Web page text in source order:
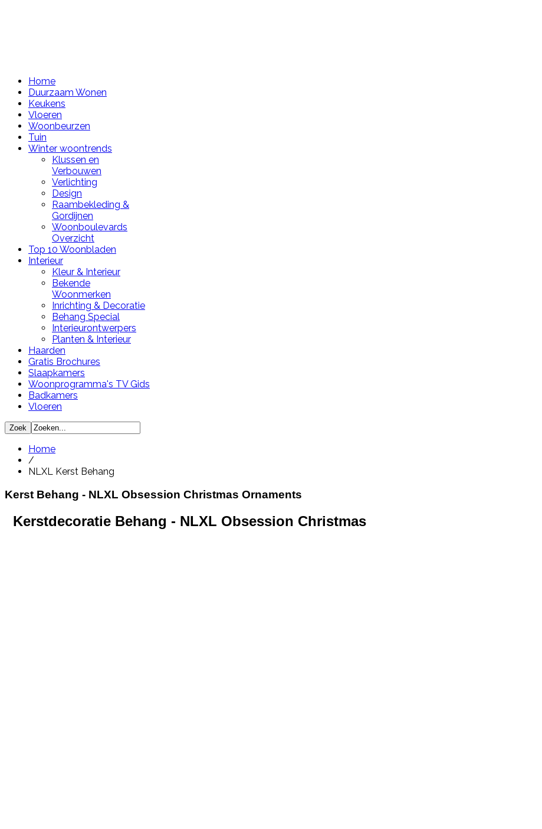
Home
Duurzaam Wonen
Keukens
Vloeren
Woonbeurzen
Tuin
Winter woontrends
Klussen en
Verbouwen
Verlichting
Design
Raambekleding &
Gordijnen
Woonboulevards
Overzicht
Top 10 Woonbladen
Interieur
Kleur & Interieur
Bekende
Woonmerken
Inrichting & Decoratie
Behang Special
Interieurontwerpers
Planten & Interieur
Haarden
Gratis Brochures
Slaapkamers
Woonprogramma's TV Gids
Badkamers
Vloeren
Home
/
NLXL Kerst Behang
Kerst Behang - NLXL Obsession Christmas Ornaments
Kerstdecoratie Behang - NLXL Obsession Christmas